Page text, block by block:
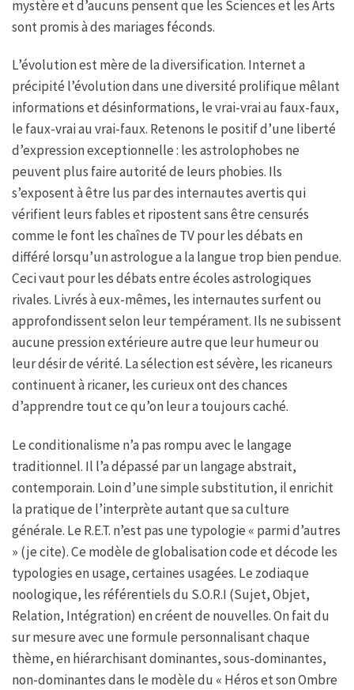
mystère et d’aucuns pensent que les Sciences et les Arts
sont promis à des mariages féconds.
L’évolution est mère de la diversification. Internet a
précipité l’évolution dans une diversité prolifique mêlant
informations et désinformations, le vrai-vrai au faux-faux,
le faux-vrai au vrai-faux. Retenons le positif d’une liberté
d’expression exceptionnelle : les astrolophobes ne
peuvent plus faire autorité de leurs phobies. Ils
s’exposent à être lus par des internautes avertis qui
vérifient leurs fables et ripostent sans être censurés
comme le font les chaînes de TV pour les débats en
différé lorsqu’un astrologue a la langue trop bien pendue.
Ceci vaut pour les débats entre écoles astrologiques
rivales. Livrés à eux-mêmes, les internautes surfent ou
approfondissent selon leur tempérament. Ils ne subissent
aucune pression extérieure autre que leur humeur ou
leur désir de vérité. La sélection est sévère, les ricaneurs
continuent à ricaner, les curieux ont des chances
d’apprendre tout ce qu’on leur a toujours caché.
Le conditionalisme n’a pas rompu avec le langage
traditionnel. Il l’a dépassé par un langage abstrait,
contemporain. Loin d’une simple substitution, il enrichit
la pratique de l’interprète autant que sa culture
générale. Le R.E.T. n’est pas une typologie « parmi d’autres
» (je cite). Ce modèle de globalisation code et décode les
typologies en usage, certaines usagées. Le zodiaque
noologique, les référentiels du S.O.R.I (Sujet, Objet,
Relation, Intégration) en créent de nouvelles. On fait du
sur mesure avec une formule personnalisant chaque
thème, en hiérarchisant dominantes, sous-dominantes,
non-dominantes dans le modèle du « Héros et son Ombre